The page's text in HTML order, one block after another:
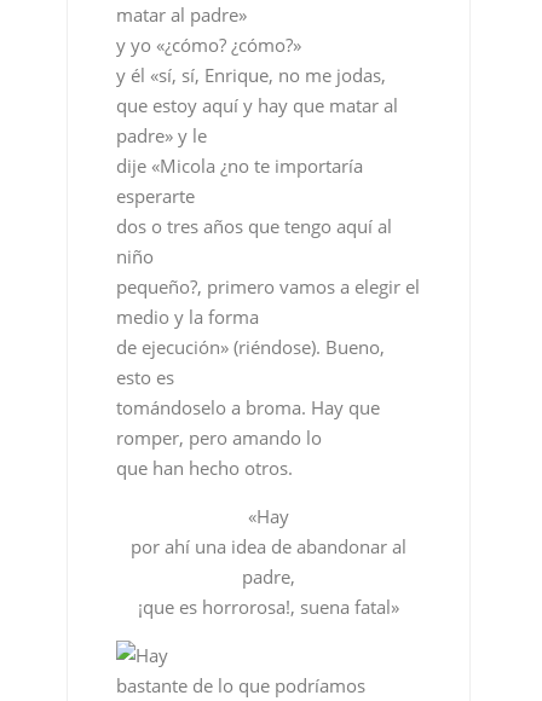
matar al padre»
y yo «¿cómo? ¿cómo?»
y él «sí, sí, Enrique, no me jodas,
que estoy aquí y hay que matar al
padre» y le
dije «Micola ¿no te importaría
esperarte
dos o tres años que tengo aquí al
niño
pequeño?, primero vamos a elegir el
medio y la forma
de ejecución» (riéndose). Bueno,
esto es
tomándoselo a broma. Hay que
romper, pero amando lo
que han hecho otros.
«Hay
por ahí una idea de abandonar al
padre,
¡que es horrorosa!, suena fatal»
Hay
bastante de lo que podríamos